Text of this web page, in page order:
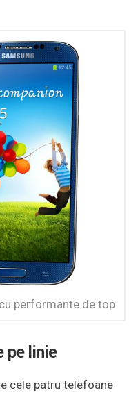
performante de top
pe linie
cele patru telefoane